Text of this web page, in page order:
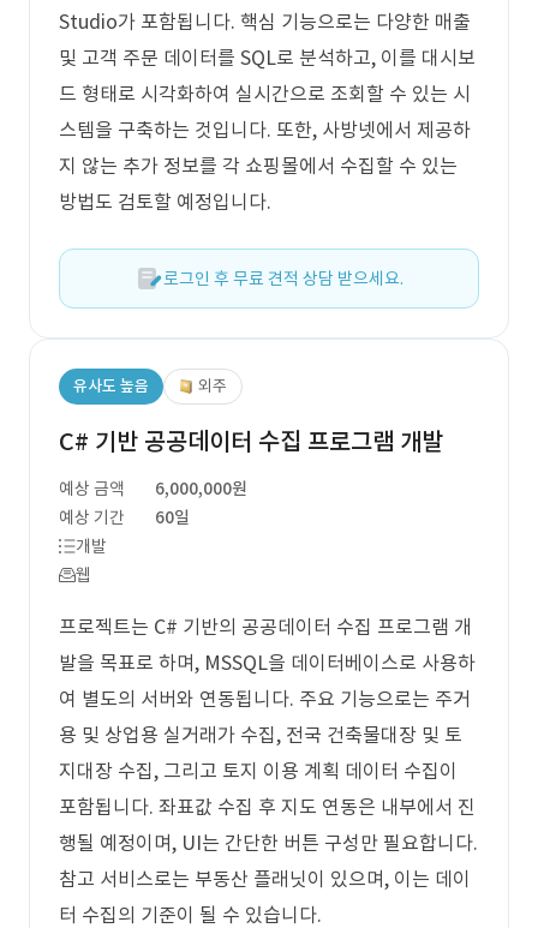
Studio가 포함됩니다. 핵심 기능으로는 다양한 매출
및 고객 주문 데이터를 SQL로 분석하고, 이를 대시보
드 형태로 시각화하여 실시간으로 조회할 수 있는 시
스템을 구축하는 것입니다. 또한, 사방넷에서 제공하
지 않는 추가 정보를 각 쇼핑몰에서 수집할 수 있는
방법도 검토할 예정입니다.
로그인 후 무료 견적 상담 받으세요.
유사도 높음 외주
C# 기반 공공데이터 수집 프로그램 개발
예상 금액
6,000,000원
예상 기간
60일
개발
웹
프로젝트는 C# 기반의 공공데이터 수집 프로그램 개
발을 목표로 하며, MSSQL을 데이터베이스로 사용하
여 별도의 서버와 연동됩니다. 주요 기능으로는 주거
용 및 상업용 실거래가 수집, 전국 건축물대장 및 토
지대장 수집, 그리고 토지 이용 계획 데이터 수집이
포함됩니다. 좌표값 수집 후 지도 연동은 내부에서 진
행될 예정이며, UI는 간단한 버튼 구성만 필요합니다.
참고 서비스로는 부동산 플래닛이 있으며, 이는 데이
터 수집의 기준이 될 수 있습니다.